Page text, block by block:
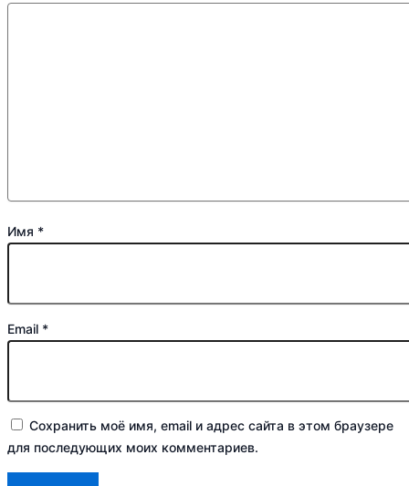
Имя *
Email *
Сохранить моё имя, email и адрес сайта в этом браузере
для последующих моих комментариев.